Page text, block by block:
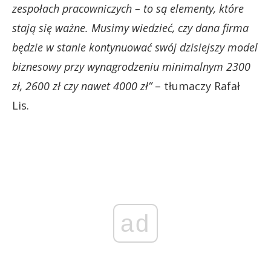
zespołach pracowniczych – to są elementy, które
stają się ważne. Musimy wiedzieć, czy dana firma
będzie w stanie kontynuować swój dzisiejszy model
biznesowy przy wynagrodzeniu minimalnym 2300
zł, 2600 zł czy nawet 4000 zł”– tłumaczy Rafał
Lis.
ad